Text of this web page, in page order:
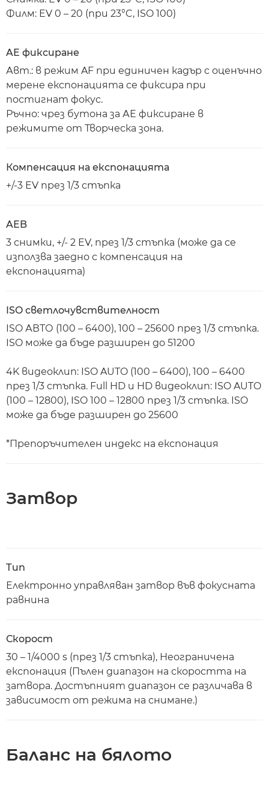
Филм: EV 0 – 20 (при 23°C, ISO 100)
AE фиксиране
Авт.: в режим AF при единичен кадър с оценъчно
мерене експонацията се фиксира при
постигнат фокус.
Ръчно: чрез бутона за АЕ фиксиране в
режимите от Творческа зона.
Компенсация на експонацията
+/-3 EV през 1/3 стъпка
AEB
3 снимки, +/- 2 EV, през 1/3 стъпка (може да се
използва заедно с компенсация на
експонацията)
ISO светлочувствителност
ISO АВТО (100 – 6400), 100 – 25600 през 1/3 стъпка.
ISO може да бъде разширен до 51200
4K видеоклип: ISO AUTO (100 – 6400), 100 – 6400
през 1/3 стъпка. Full HD и HD видеоклип: ISO AUTO
(100 – 12800), ISO 100 – 12800 през 1/3 стъпка. ISO
може да бъде разширен до 25600
*Препоръчителен индекс на експонация
Затвор
Тип
Електронно управляван затвор във фокусната
равнина
Скорост
30 – 1/4000 s (през 1/3 стъпка), Неограничена
експонация (Пълен диапазон на скоростта на
затвора. Достъпният диапазон се различава в
зависимост от режима на снимане.)
Баланс на бялото